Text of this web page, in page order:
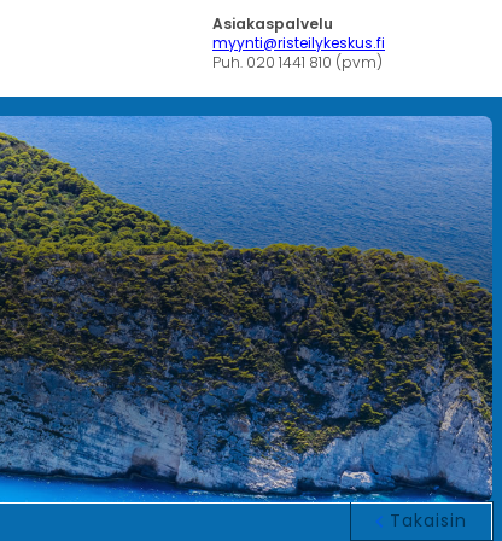
Asiakaspalvelu
myynti@risteilykeskus.fi
Puh. 020 1441 810 (pvm)
Takaisin